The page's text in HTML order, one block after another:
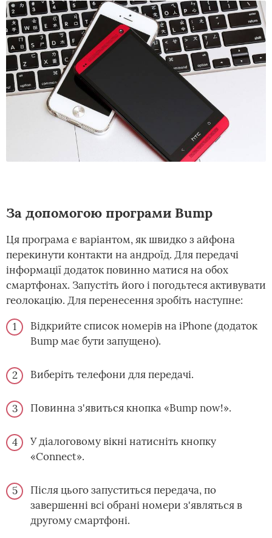
За допомогою програми Bump
Ця програма є варіантом, як швидко з айфона
перекинути контакти на андроїд. Для передачі
інформації додаток повинно матися на обох
смартфонах. Запустіть його і погодьтеся активувати
геолокацію. Для перенесення зробіть наступне:
Відкрийте список номерів на iPhone (додаток
Bump має бути запущено).
Виберіть телефони для передачі.
Повинна з'явиться кнопка «Bump now!».
У діалоговому вікні натисніть кнопку
«Connect».
Після цього запуститься передача, по
завершенні всі обрані номери з'являться в
другому смартфоні.